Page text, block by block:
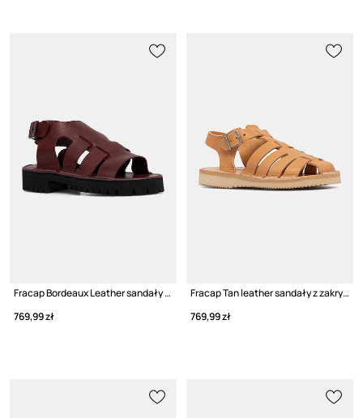
Fracap Bordeaux Leather sandały skórzane
769,99 zł
Fracap Tan leather sandały z zakrytymi palcami skórzane
769,99 zł